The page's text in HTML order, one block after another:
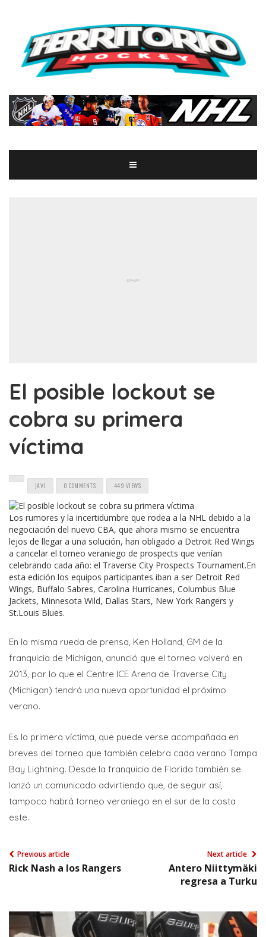
El posible lockout se
cobra su primera
víctima
JAVI 0 COMMENTS 449 VIEWS
Los rumores y la incertidumbre que rodea a la NHL debido a la
negociación del nuevo CBA, que ahora mismo se encuentra
lejos de llegar a una solución, han obligado a Detroit Red Wings
a cancelar el torneo veraniego de prospects que venían
celebrando cada año: el Traverse City Prospects Tournament.En
esta edición los equipos participantes iban a ser Detroit Red
Wings, Buffalo Sabres, Carolina Hurricanes, Columbus Blue
Jackets, Minnesota Wild, Dallas Stars, New York Rangers y
St.Louis Blues.
En la misma rueda de prensa, Ken Holland, GM de la
franquicia de Michigan, anunció que el torneo volverá en
2013, por lo que el Centre ICE Arena de Traverse City
(Michigan) tendrá una nueva oportunidad el próximo
verano.
Es la primera víctima, que puede verse acompañada en
breves del torneo que también celebra cada verano Tampa
Bay Lightning. Desde la franquicia de Florida también se
lanzó un comunicado advirtiendo que, de seguir así,
tampoco habrá torneo veraniego en el sur de la costa
este.
Previous article
Rick Nash a los Rangers
Next article
Antero Niittymäki
regresa a Turku